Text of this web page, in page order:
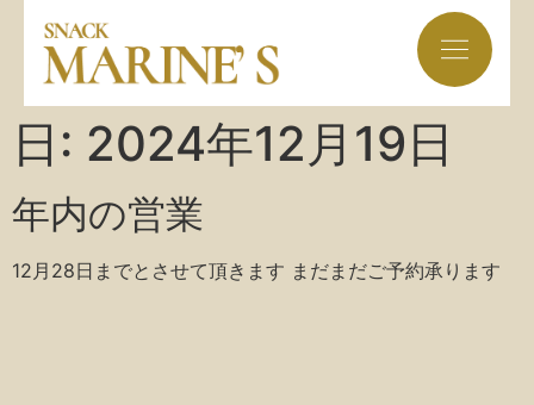
日: 2024年12月19日
年内の営業
12月28日までとさせて頂きます まだまだご予約承ります